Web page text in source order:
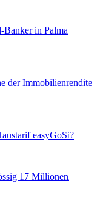
Banker in Palma
der Immobilienrendite
easyGoSi?
17 Millionen